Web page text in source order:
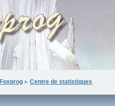
Foxprog» Centre de statistiques